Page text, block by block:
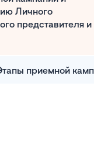
Личного
представителя и
приемной